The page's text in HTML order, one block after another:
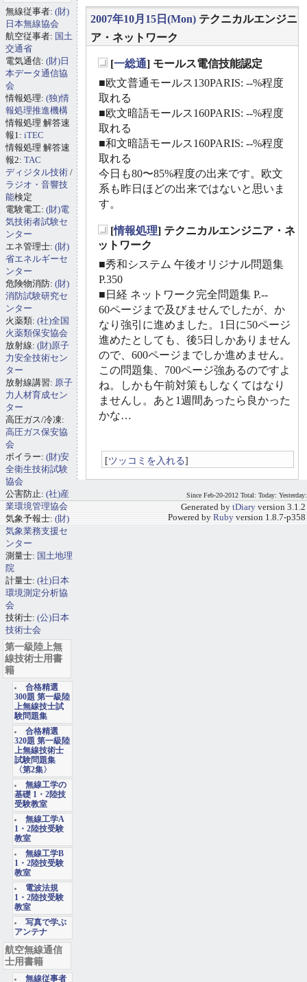
2007年10月15日(Mon) テクニカルエンジニ
ア・ネットワーク
[一総通] モールス電信技能認定
■欧文普通モールス130PARIS: --%程度
取れる
■欧文暗語モールス160PARIS: --%程度
取れる
■和文暗語モールス160PARIS: --%程度
取れる
今日も80〜85%程度の出来です。欧文
系も昨日ほどの出来ではないと思いま
す。
[情報処理] テクニカルエンジニア・ネ
ットワーク
■秀和システム 午後オリジナル問題集
P.350
■日経 ネットワーク完全問題集 P.--
60ページまで及びませんでしたが、か
なり強引に進めました。1日に50ページ
進めたとしても、後5日しかありません
ので、600ページまでしか進めません。
この問題集、700ページ強あるのですよ
ね。しかも午前対策もしなくてはなり
ませんし。あと1週間あったら良かった
かな…
[ツッコミを入れる]
無線従事者: (財)
日本無線協会
航空従事者: 国土
交通省
電気通信: (財)日
本データ通信協
会
情報処理: (独)情
報処理推進機構
情報処理 解答速
報1: iTEC
情報処理 解答速
報2: TAC
ディジタル技術 /
ラジオ・音響技
能検定
電験電工: (財)電
気技術者試験セ
ンター
エネ管理士: (財)
省エネルギーセ
ンター
危険物消防: (財)
消防試験研究セ
ンター
火薬類: (社)全国
火薬類保安協会
放射線: (財)原子
力安全技術セン
ター
放射線講習: 原子
力人材育成セン
ター
高圧ガス/冷凍:
高圧ガス保安協
会
ボイラー: (財)安
全衛生技術試験
協会
公害防止: (社)産
業環境管理協会
気象予報士: (財)
気象業務支援セ
ンター
測量士: 国土地理
院
計量士: (社)日本
環境測定分析協
会
技術士: (公)日本
技術士会
第一級陸上無
線技術士用書
籍
合格精選
300題 第一級陸
上無線技士試
験問題集
合格精選
320題 第一級陸
上無線技術士
試験問題集
〈第2集〉
無線工学の
基礎 1・2陸技
受験教室
無線工学A
1・2陸技受験
教室
無線工学B
1・2陸技受験
教室
電波法規
1・2陸技受験
教室
写真で学ぶ
アンテナ
航空無線通信
士用書籍
無線従事者
Since Feb-20-2012 Total: Today: Yesterday:
Generated by tDiary version 3.1.2
Powered by Ruby version 1.8.7-p358